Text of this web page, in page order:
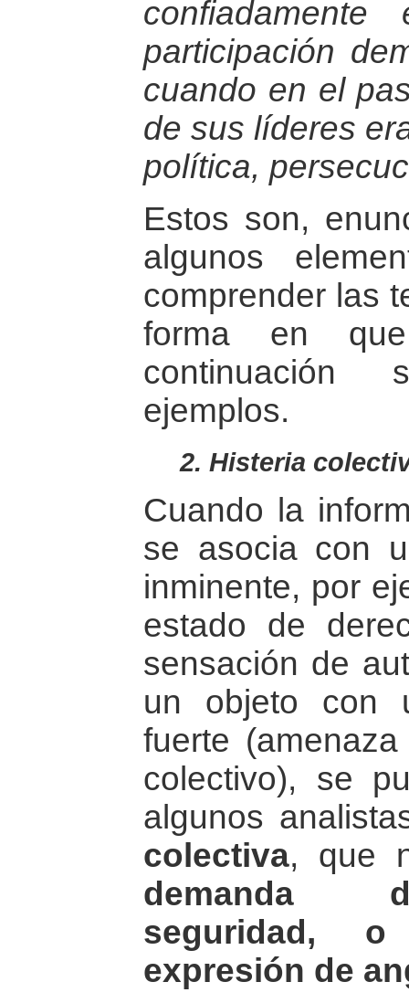
participación
cuando en el
de sus líderes
política,
Estos son,
algunos
comprender las
forma en
ejemplos.
2. Histeria
Cuando la
se asocia con
inminente, por
estado de
sensación de
un objeto con
fuerte
colectivo), se
algunos
colectiva, que
demanda
seguridad,
expresión de